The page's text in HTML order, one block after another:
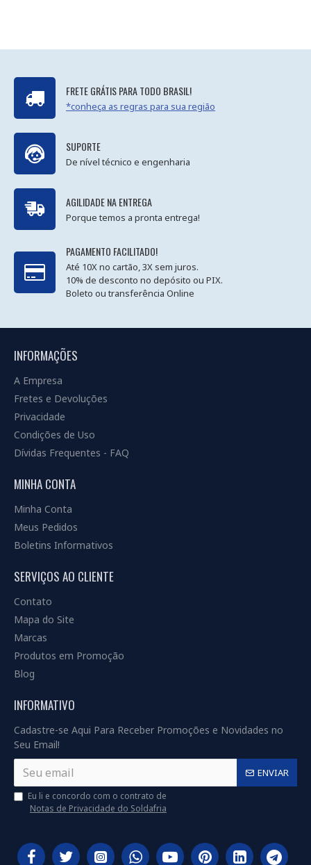
FRETE GRÁTIS PARA TODO BRASIL!
*conheça as regras para sua região
SUPORTE
De nível técnico e engenharia
AGILIDADE NA ENTREGA
Porque temos a pronta entrega!
PAGAMENTO FACILITADO!
Até 10X no cartão, 3X sem juros.
10% de desconto no depósito ou PIX.
Boleto ou transferência Online
INFORMAÇÕES
A Empresa
Fretes e Devoluções
Privacidade
Condições de Uso
Dívidas Frequentes - FAQ
MINHA CONTA
Minha Conta
Meus Pedidos
Boletins Informativos
SERVIÇOS AO CLIENTE
Contato
Mapa do Site
Marcas
Produtos em Promoção
Blog
INFORMATIVO
Cadastre-se Aqui Para Receber Promoções e Novidades no
Seu Email!
ENVIAR
Eu li e concordo com o contrato de
Notas de Privacidade do Soldafria